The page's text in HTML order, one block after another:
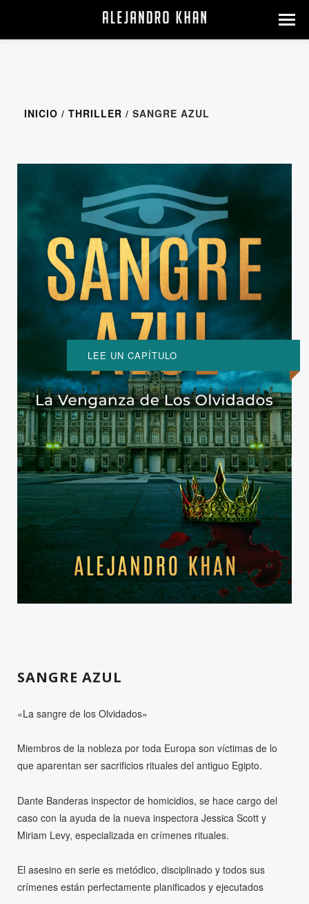
INICIO / THRILLER / SANGRE AZUL
LEE UN CAPÍTULO
SANGRE AZUL
«La sangre de los Olvidados»
Miembros de la nobleza por toda Europa son víctimas de lo
que aparentan ser sacrificios rituales del antiguo Egipto.
Dante Banderas inspector de homicidios, se hace cargo del
caso con la ayuda de la nueva inspectora Jessica Scott y
Miriam Levy, especializada en crímenes rituales.
El asesino en serie es metódico, disciplinado y todos sus
crímenes están perfectamente planificados y ejecutados